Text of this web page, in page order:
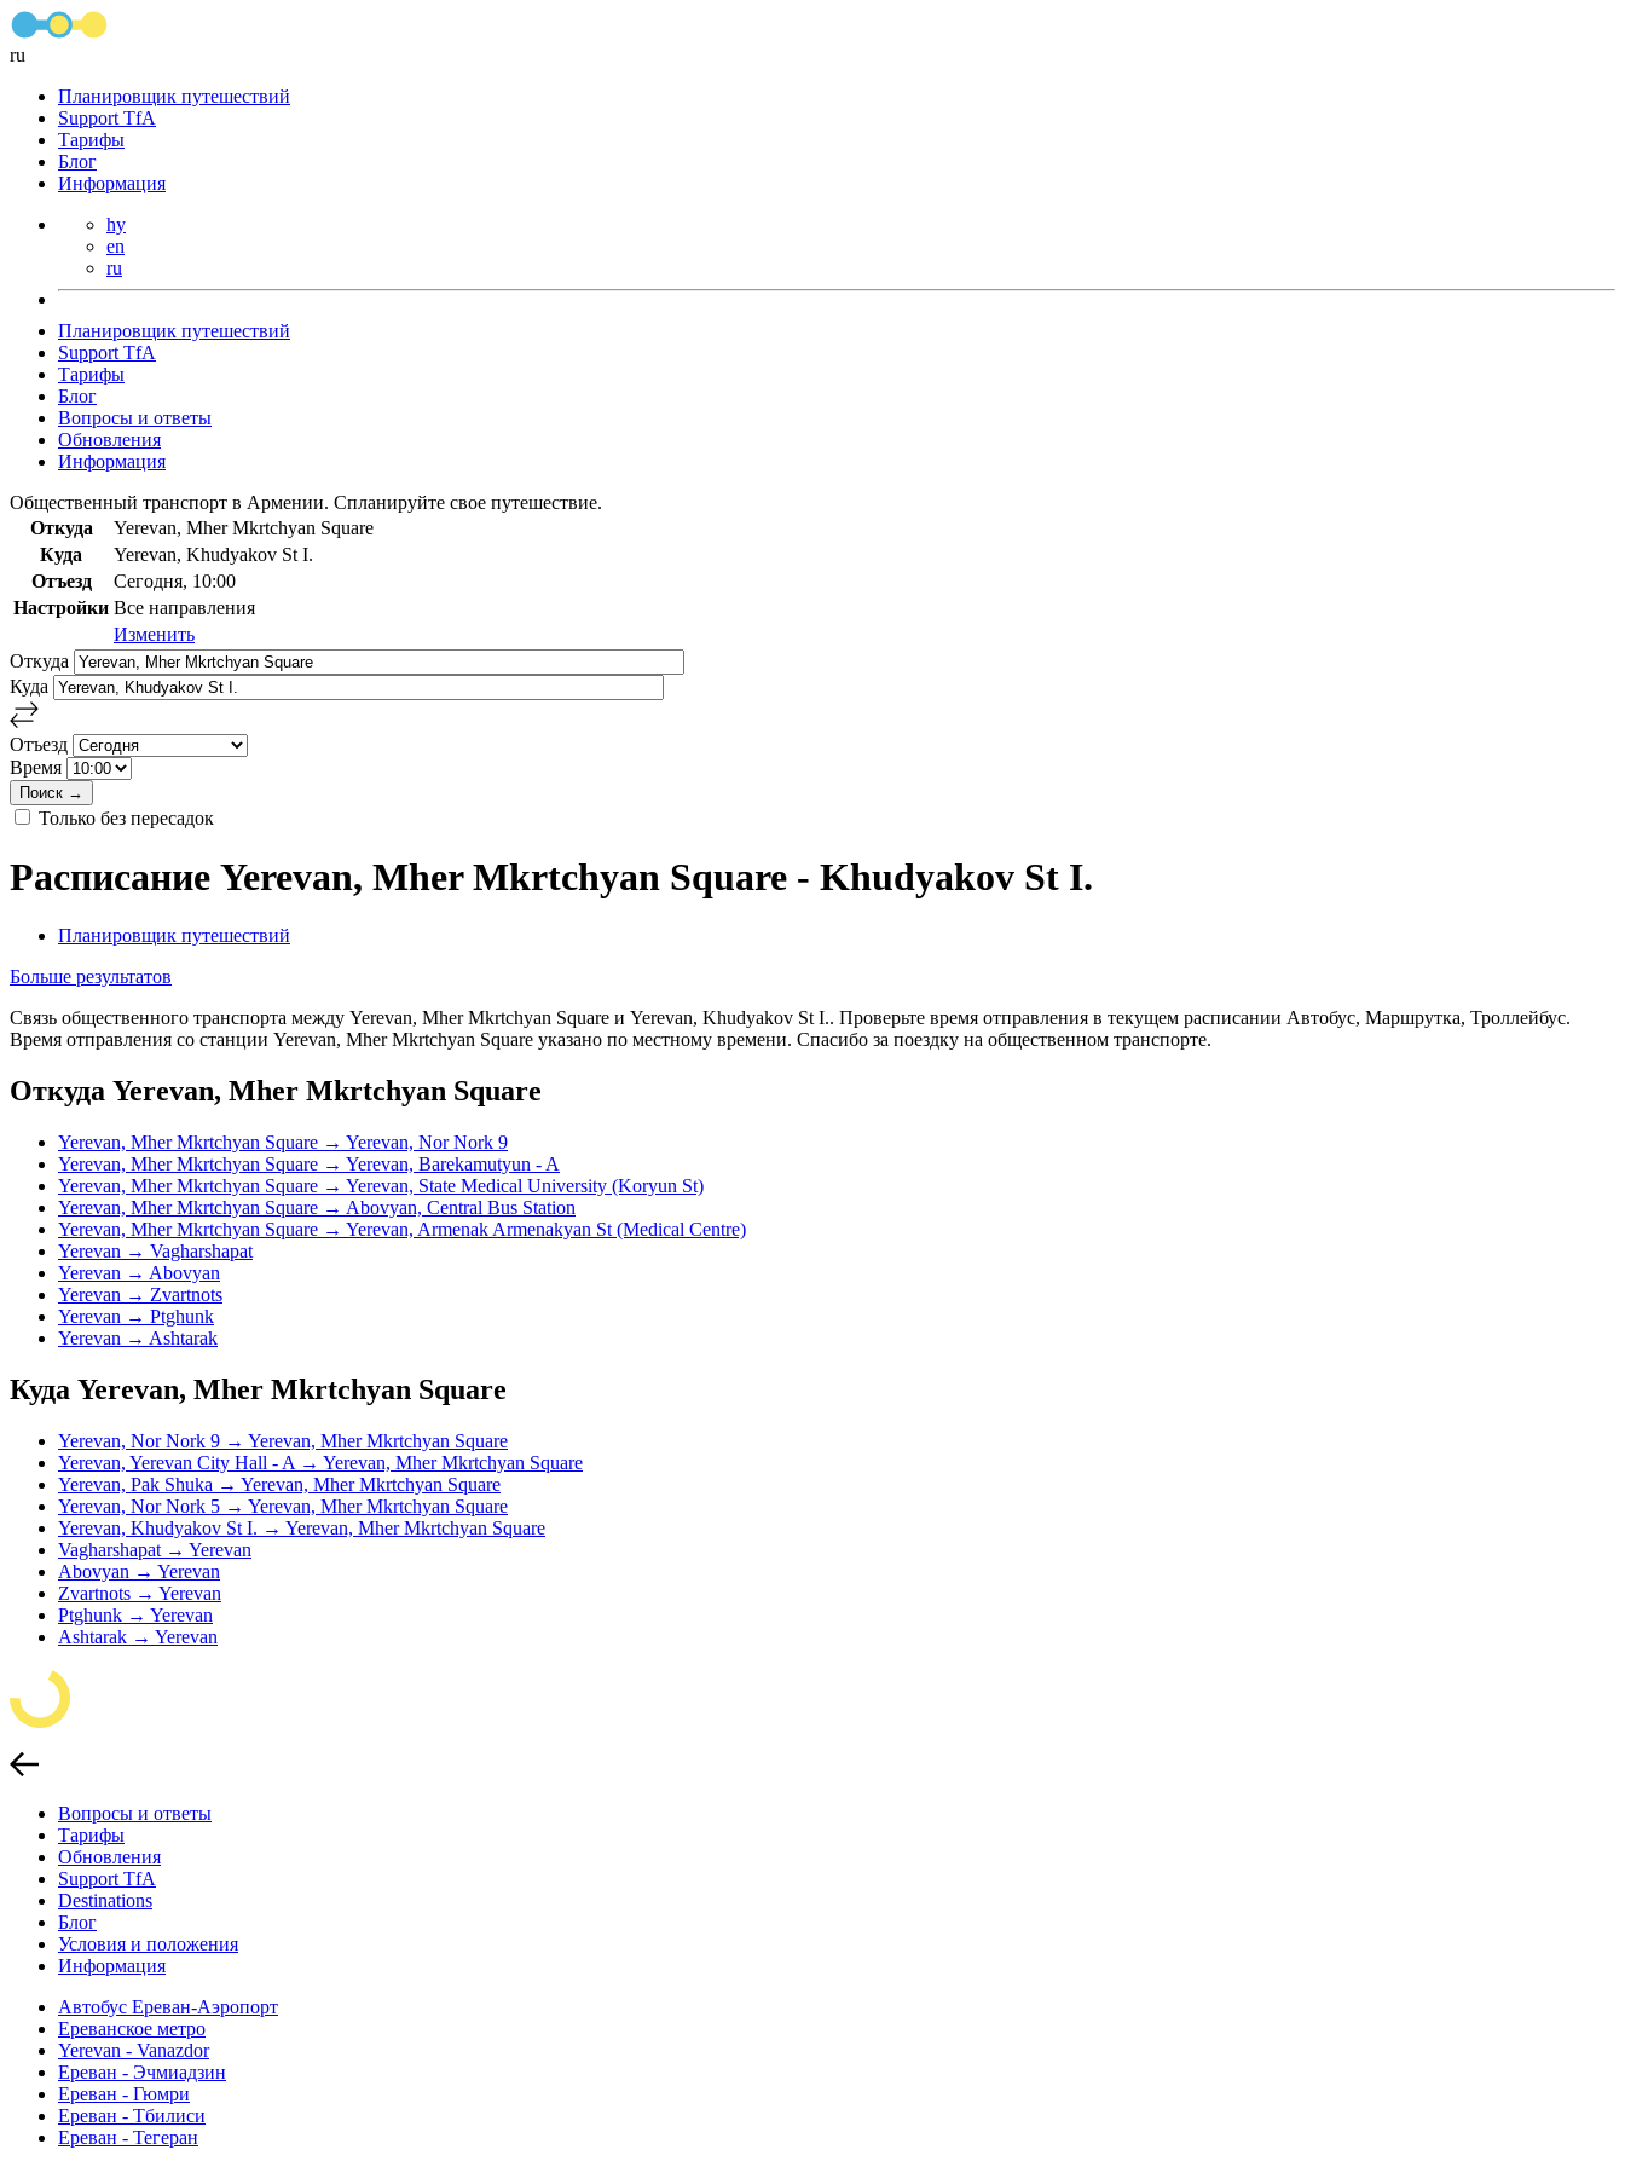
ru
Планировщик путешествий
Support TfA
Тарифы
Блог
Информация
hy
en
ru
Планировщик путешествий
Support TfA
Тарифы
Блог
Вопросы и ответы
Обновления
Информация
Общественный транспорт в Армении. Спланируйте свое путешествие.
Откуда
Yerevan, Mher Mkrtchyan Square
Куда
Yerevan, Khudyakov St I.
Отъезд
Сегодня, 10:00
Настройки Все направления
Изменить
Откуда
Куда
Отъезд
Время
Только без пересадок
Расписание Yerevan, Mher Mkrtchyan Square - Khudyakov St I.
Планировщик путешествий
Больше результатов
Связь общественного транспорта между Yerevan, Mher Mkrtchyan Square и Yerevan, Khudyakov St I.. Проверьте время отправления в текущем расписании Автобус, Маршрутка, Троллейбус.
Время отправления со станции Yerevan, Mher Mkrtchyan Square указано по местному времени. Спасибо за поездку на общественном транспорте.
Откуда Yerevan, Mher Mkrtchyan Square
Yerevan, Mher Mkrtchyan Square → Yerevan, Nor Nork 9
Yerevan, Mher Mkrtchyan Square → Yerevan, Barekamutyun - A
Yerevan, Mher Mkrtchyan Square → Yerevan, State Medical University (Koryun St)
Yerevan, Mher Mkrtchyan Square → Abovyan, Central Bus Station
Yerevan, Mher Mkrtchyan Square → Yerevan, Armenak Armenakyan St (Medical Centre)
Yerevan → Vagharshapat
Yerevan → Abovyan
Yerevan → Zvartnots
Yerevan → Ptghunk
Yerevan → Ashtarak
Куда Yerevan, Mher Mkrtchyan Square
Yerevan, Nor Nork 9 → Yerevan, Mher Mkrtchyan Square
Yerevan, Yerevan City Hall - A → Yerevan, Mher Mkrtchyan Square
Yerevan, Pak Shuka → Yerevan, Mher Mkrtchyan Square
Yerevan, Nor Nork 5 → Yerevan, Mher Mkrtchyan Square
Yerevan, Khudyakov St I. → Yerevan, Mher Mkrtchyan Square
Vagharshapat → Yerevan
Abovyan → Yerevan
Zvartnots → Yerevan
Ptghunk → Yerevan
Ashtarak → Yerevan
Вопросы и ответы
Тарифы
Обновления
Support TfA
Destinations
Блог
Условия и положения
Информация
Автобус Ереван-Аэропорт
Ереванское метро
Yerevan - Vanazdor
Ереван - Эчмиадзин
Ереван - Гюмри
Ереван - Тбилиси
Ереван - Тегеран